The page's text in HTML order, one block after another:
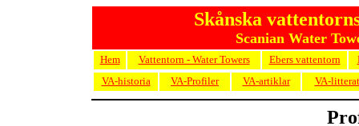
Skånska
Scanian Water
Hem Vattentorn - Water Towers Ebers vattentorn
VA-historia
VA-Profiler VA-artiklar VA-